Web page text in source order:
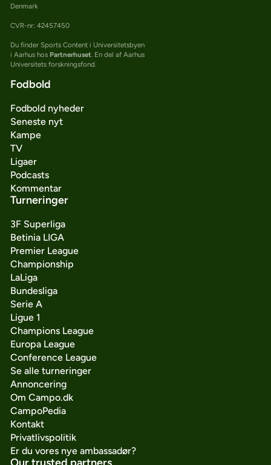
Denmark
CVR-nr: 42457450
Du finder Sports Content i Universitetsbyen
i Aarhus hos Partnerhuset. En del af Aarhus
Universitets forskningsfond.
Fodbold
Fodbold nyheder
Seneste nyt
Kampe
TV
Ligaer
Podcasts
Kommentar
Turneringer
3F Superliga
Betinia LIGA
Premier League
Championship
LaLiga
Bundesliga
Serie A
Ligue 1
Champions League
Europa League
Conference League
Se alle turneringer
Annoncering
Om Campo.dk
CampoPedia
Kontakt
Privatlivspolitik
Er du vores nye ambassadør?